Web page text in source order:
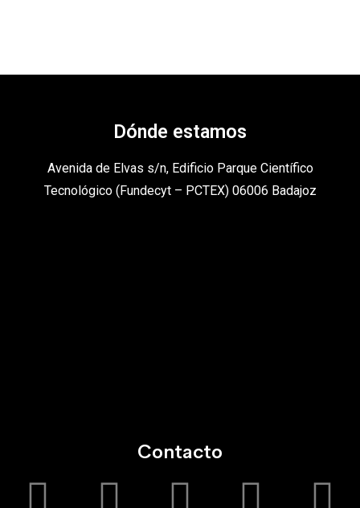
Dónde estamos
Avenida de Elvas s/n, Edificio Parque Científico
Tecnológico (Fundecyt – PCTEX) 06006 Badajoz
Contacto